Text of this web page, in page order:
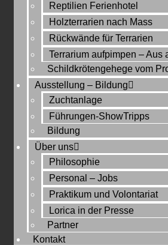
Reptilien Ferienhotel
Holzterrarien nach Mass
Rückwände für Terrarien
Terrarium aufpimpen – Aus
Schildkrötengehege vom
Ausstellung – Bildung
Zuchtanlage
Führungen-ShowTripps
Bildung
Über uns
Philosophie
Personal – Jobs
Praktikum und Volontariat
Lorica in der Presse
Partner
Kontakt